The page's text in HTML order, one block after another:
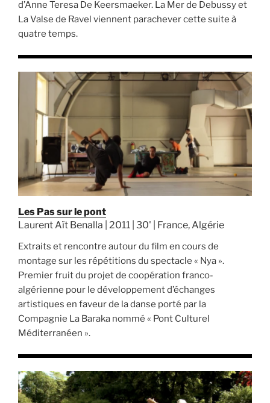
d’Anne Teresa De Keersmaeker. La Mer de Debussy et
La Valse de Ravel viennent parachever cette suite à
quatre temps.
Les Pas sur le pont
Laurent Aït Benalla | 2011 | 30' | France, Algérie
Extraits et rencontre autour du film en cours de
montage sur les répétitions du spectacle « Nya ».
Premier fruit du projet de coopération franco-
algérienne pour le développement d’échanges
artistiques en faveur de la danse porté par la
Compagnie La Baraka nommé « Pont Culturel
Méditerranéen ».